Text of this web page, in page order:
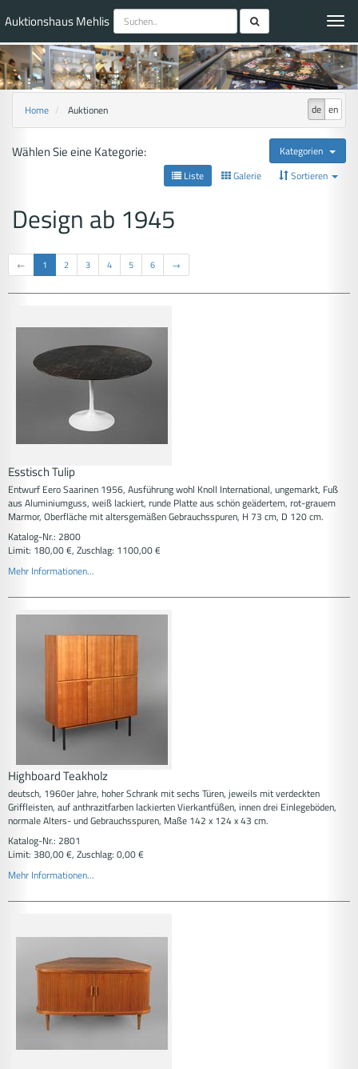
Auktionshaus Mehlis
de en
Home Auktionen
Kategorien
Wählen Sie eine Kategorie:
Liste Galerie Sortieren
Design ab 1945
← 1 2 3 4 5 6 →
Esstisch Tulip
Entwurf Eero Saarinen 1956, Ausführung wohl Knoll International, ungemarkt, Fuß
aus Aluminiumguss, weiß lackiert, runde Platte aus schön geädertem, rot-grauem
Marmor, Oberfläche mit altersgemäßen Gebrauchsspuren, H 73 cm, D 120 cm.
Katalog-Nr.: 2800
Limit: 180,00 €, Zuschlag: 1100,00 €
Mehr Informationen...
Highboard Teakholz
deutsch, 1960er Jahre, hoher Schrank mit sechs Türen, jeweils mit verdeckten
Griffleisten, auf anthrazitfarben lackierten Vierkantfüßen, innen drei Einlegeböden,
normale Alters- und Gebrauchsspuren, Maße 142 x 124 x 43 cm.
Katalog-Nr.: 2801
Limit: 380,00 €, Zuschlag: 0,00 €
Mehr Informationen...